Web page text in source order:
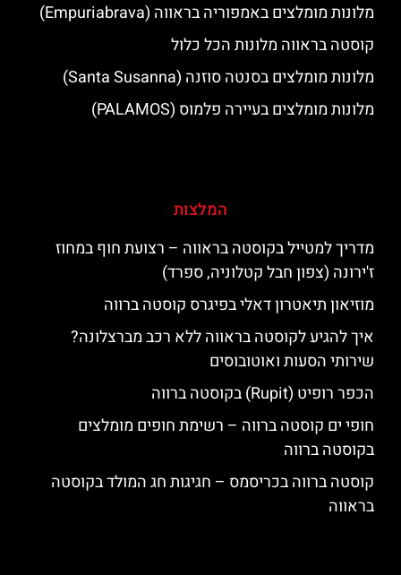
מלונות מומלצים באמפוריה בראווה (Empuriabrava)
קוסטה בראווה מלונות הכל כלול
מלונות מומלצים בסנטה סוזנה (Santa Susanna)
מלונות מומלצים בעיירה פלמוס (PALAMOS)
המלצות
מדריך למטייל בקוסטה בראווה – רצועת חוף במחוז
ז'ירונה (צפון חבל קטלוניה, ספרד)
מוזיאון תיאטרון דאלי בפיגרס קוסטה ברווה
איך להגיע לקוסטה בראווה ללא רכב מברצלונה?
שירותי הסעות ואוטובוסים
הכפר רופיט (Rupit) בקוסטה ברווה
חופי ים קוסטה ברווה – רשימת חופים מומלצים
בקוסטה ברווה
קוסטה ברווה בכריסמס – חגיגות חג המולד בקוסטה
בראווה